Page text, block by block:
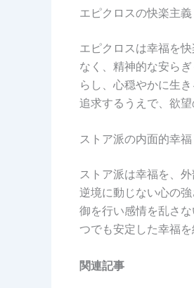
エピクロスの快楽主義
エピクロスは幸福を
なく、精神的な安ら
らし、心穏やかに生
追求するうえで、欲
ストア派の内面的幸福
ストア派は幸福を、
逆境に動じない心の
御を行い感情を乱さ
つでも安定した幸福を
関連記事